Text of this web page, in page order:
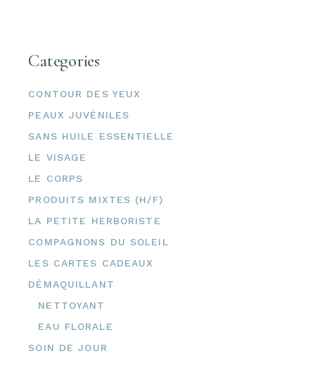
Categories
CONTOUR DES YEUX
PEAUX JUVÉNILES
SANS HUILE ESSENTIELLE
LE VISAGE
LE CORPS
PRODUITS MIXTES (H/F)
LA PETITE HERBORISTE
COMPAGNONS DU SOLEIL
LES CARTES CADEAUX
DÉMAQUILLANT
NETTOYANT
EAU FLORALE
SOIN DE JOUR